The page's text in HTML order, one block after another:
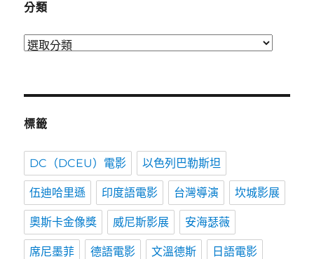
分類
分
標籤
DC（DCEU）電影 以色列巴勒斯坦
伍迪哈里遜 印度語電影 台灣導演 坎城影展
奧斯卡金像獎 威尼斯影展 安海瑟薇
席尼墨菲 德語電影 文溫德斯 日語電影